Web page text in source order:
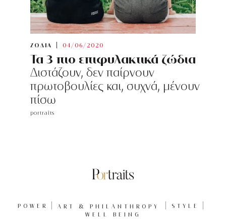
ΖΩΔΙΑ 04/06/2020
Τα 3 πιο επιφυλακτικά ζώδια
Διστάζουν, δεν παίρνουν
πρωτοβουλίες και, συχνά, μένουν
πίσω
portraits
POWER ART & PHILANTHROPY
STYLE
WELL BEING